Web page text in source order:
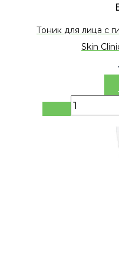
Тоник для лица с
Skin